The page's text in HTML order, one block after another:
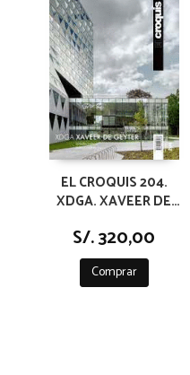
EL CROQUIS 204.
XDGA. XAVEER DE
2005 / 2020
S/. 320,00
Comprar